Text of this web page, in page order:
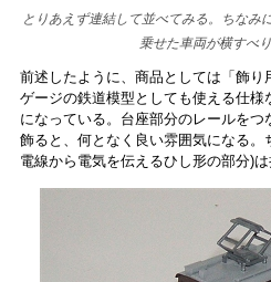
とりあえず連結して並べてみる。ちなみ
乗せた車両が横すべ
前述したように、商品としては「飾
ゲージの鉄道模型としても使える仕
になっている。台座部分のレールを
飾ると、何となく良い雰囲気になる
電線から電気を伝えるひし形の部分)